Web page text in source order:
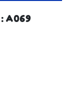
A069